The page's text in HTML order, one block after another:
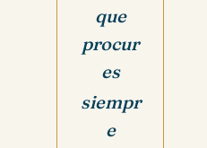
que
procur
es
siempr
e